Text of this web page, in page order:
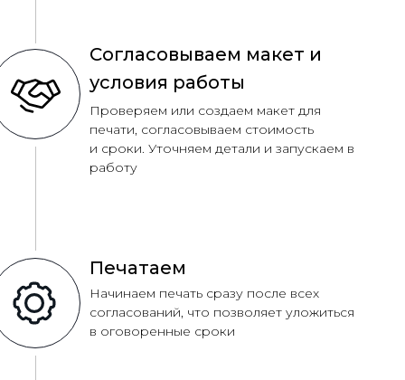
Согласовываем макет и
условия работы
Проверяем или создаем макет для
печати, согласовываем стоимость
и сроки. Уточняем детали и запускаем в
работу
Печатаем
Начинаем печать сразу после всех
согласований, что позволяет уложиться
в оговоренные сроки